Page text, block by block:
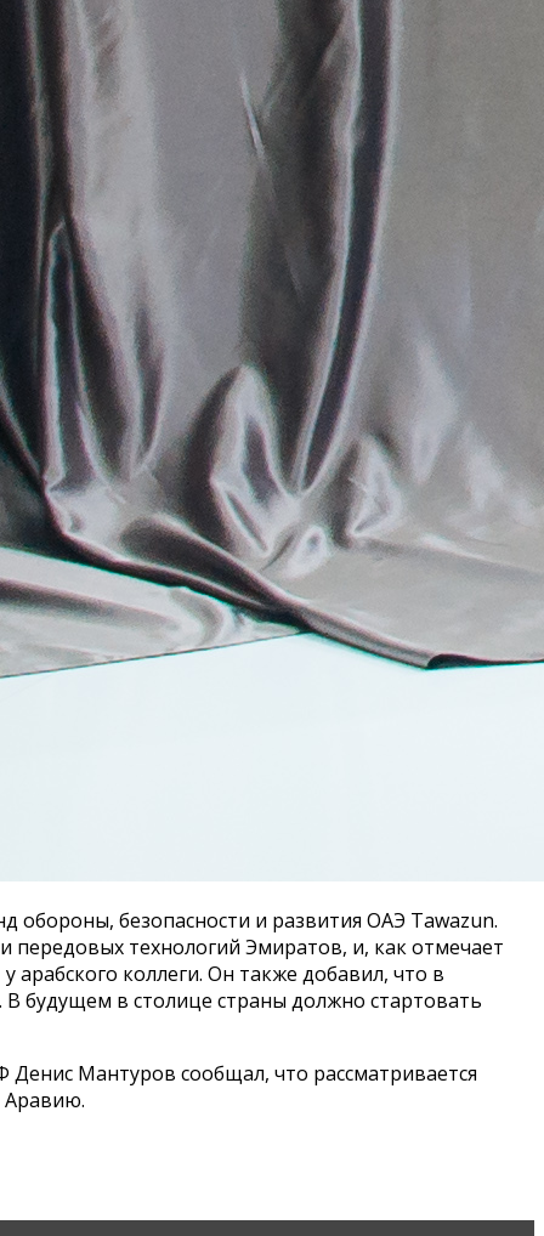
обороны, безопасности и развития ОАЭ Tawazun.
технологий Эмиратов, и, как отмечает
арабского коллеги. Он также добавил, что в
будущем в столице страны должно стартовать
Мантуров сообщал, что рассматривается
Аравию.